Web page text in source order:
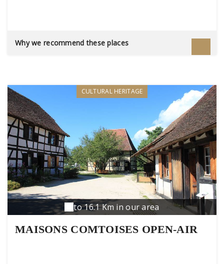
Why we recommend these places
CULTURAL HERITAGE
to 16.1 Km in our area
MAISONS COMTOISES OPEN-AIR